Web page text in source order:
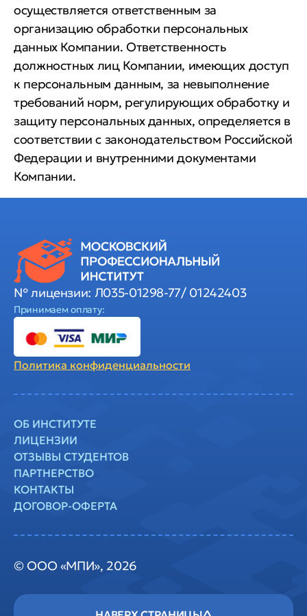
осуществляется ответственным за
организацию обработки персональных
данных Компании. Ответственность
должностных лиц Компании, имеющих доступ
к персональным данным, за невыполнение
требований норм, регулирующих обработку и
защиту персональных данных, определяется в
соответствии с законодательством Российской
Федерации и внутренними документами
Компании.
№ лицензии: Л035-01298-77/ 01242403
Принимаем оплату:
Политика конфиденциальности
© ООО «МПИ», 2026
ОБ ИНСТИТУТЕ
ЛИЦЕНЗИИ
ОТЗЫВЫ СТУДЕНТОВ
ПАРТНЕРСТВО
КОНТАКТЫ
ДОГОВОР-ОФЕРТА